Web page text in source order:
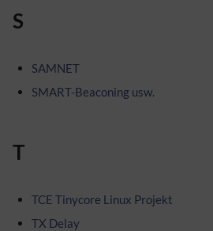
S
SAMNET
SMART-Beaconing usw.
T
TCE Tinycore Linux Projekt
TX Delay